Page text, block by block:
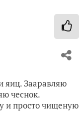
яиц. Зааравляю
чеснок.
и просто чищеную